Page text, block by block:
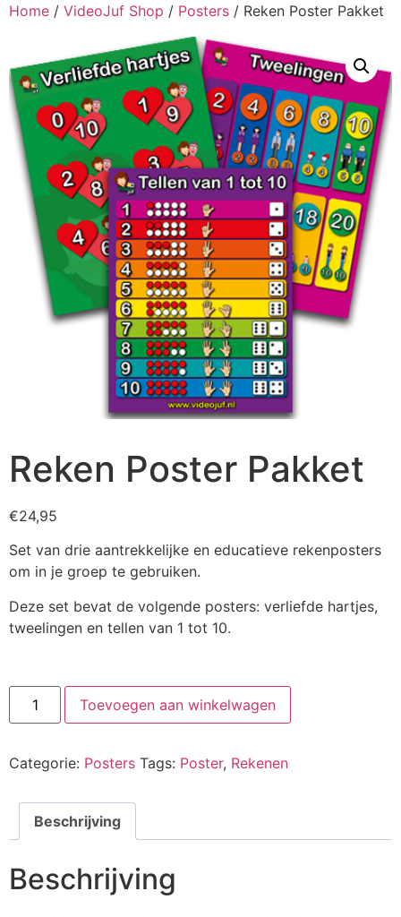
Home / VideoJuf Shop / Posters / Reken Poster Pakket
Reken Poster Pakket
€24,95
Set van drie aantrekkelijke en educatieve rekenposters
om in je groep te gebruiken.
Deze set bevat de volgende posters: verliefde hartjes,
tweelingen en tellen van 1 tot 10.
Toevoegen aan winkelwagen
Categorie: Posters Tags: Poster, Rekenen
Beschrijving
Beschrijving